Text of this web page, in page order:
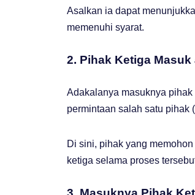
Asalkan ia dapat
memenuhi syarat.
2. Pihak Ketiga
Adakalanya masuknya
permintaan salah satu pihak
Di sini, pihak yang
ketiga selama proses